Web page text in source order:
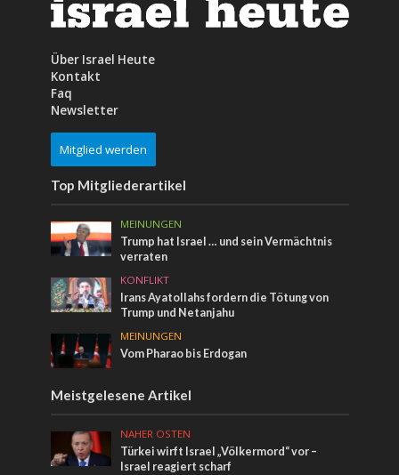
Über Israel Heute
Kontakt
Faq
Newsletter
Mitglied werden
Top Mitgliederartikel
MEINUNGEN
Trump hat Israel … und sein Vermächtnis
verraten
KONFLIKT
Irans Ayatollahs fordern die Tötung von
Trump und Netanjahu
MEINUNGEN
Vom Pharao bis Erdogan
Meistgelesene Artikel
NAHER OSTEN
Türkei wirft Israel „Völkermord“ vor –
Israel reagiert scharf